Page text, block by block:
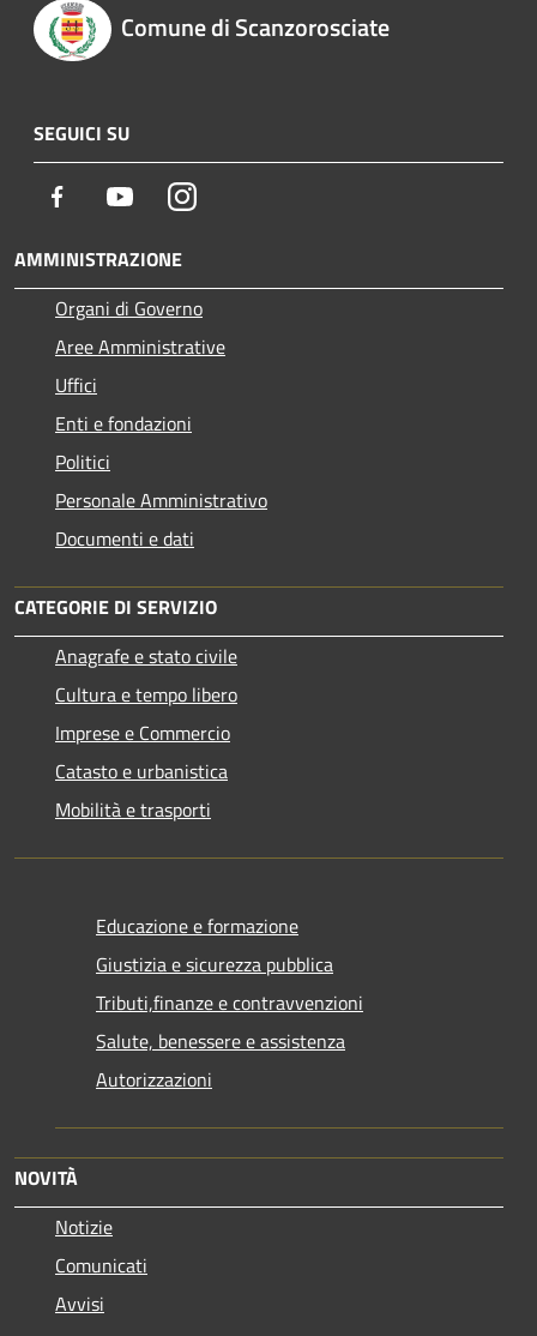
Comune di Scanzorosciate
SEGUICI SU
Facebook YoutubeInstagram
AMMINISTRAZIONE
Organi di Governo
Aree Amministrative
Uffici
Enti e fondazioni
Politici
Personale Amministrativo
Documenti e dati
CATEGORIE DI SERVIZIO
Anagrafe e stato civile
Cultura e tempo libero
Imprese e Commercio
Catasto e urbanistica
Mobilità e trasporti
Educazione e formazione
Giustizia e sicurezza pubblica
Tributi,finanze e contravvenzioni
Salute, benessere e assistenza
Autorizzazioni
NOVITÀ
Notizie
Comunicati
Avvisi